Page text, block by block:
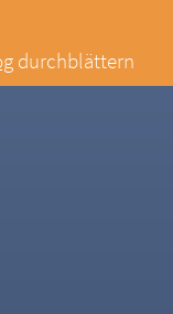
durchblättern